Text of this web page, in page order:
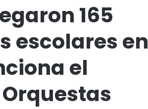
165
escolares en
el